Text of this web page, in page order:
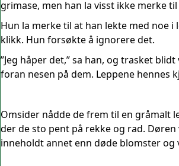
grimase, men han la visst ikke merke
Hun la merke til at han lekte med noe
klikk. Hun forsøkte å ignorere det.
”Jeg håper det,” sa han, og trasket
foran nesen på dem. Leppene hennes
Omsider nådde de frem til en gråmalt
der de sto pent på rekke og rad.
inneholdt annet enn døde blomster og